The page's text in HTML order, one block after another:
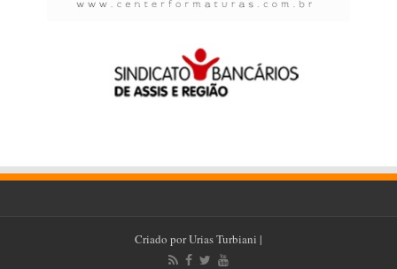
Criado porUrias Turbiani |